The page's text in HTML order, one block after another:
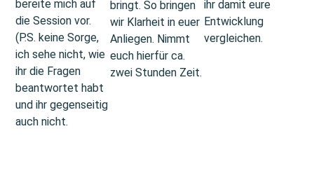
bereite mich auf
die Session vor.
(P.S. keine Sorge,
ich sehe nicht, wie
ihr die Fragen
beantwortet habt
und ihr gegenseitig
auch nicht.
bringt. So bringen
wir Klarheit in euer
Anliegen. Nimmt
euch hierfür ca.
zwei Stunden Zeit.
ihr damit eure
Entwicklung
vergleichen.